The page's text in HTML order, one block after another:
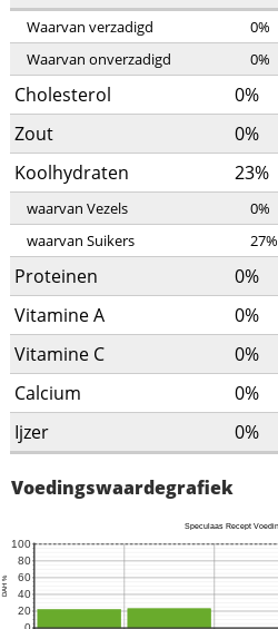
Waarvan verzadigd 0%
Waarvan onverzadigd
0%
Cholesterol 0%
Zout
0%
Koolhydraten
23%
waarvan Vezels 0%
waarvan Suikers
27%
Proteinen 0%
Vitamine A
0%
Vitamine C
0%
Calcium
0%
Ijzer
0%
Voedingswaardegrafiek